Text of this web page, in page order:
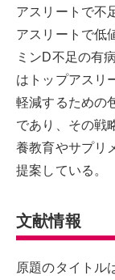
アスリートで不
アスリートで低
ミンD不足の有
はトップアスリ
軽減するための
であり、その戦
養教育やサプリ
提案している。
文献情報
原題のタイトル